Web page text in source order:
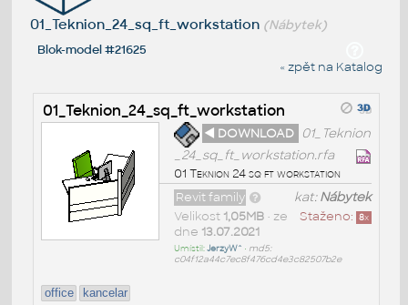
01_Teknion_24_sq_ft_workstation (Nábytek)
Blok-model #21625
« zpět na Katalog
01_Teknion_24_sq_ft_workstation
◄ DOWNLOAD 01_Teknion
_24_sq_ft_workstation.rfa
01 Teknion 24 sq ft workstation
kat:Nábytek
Revit family
Staženo: 8x
Velikost 1,05MB• ze
dne 13.07.2021
Umístil:JerzyW^ • md5:
c04f12a44c7ec8f476cd4e3c82507b2e
office kancelar